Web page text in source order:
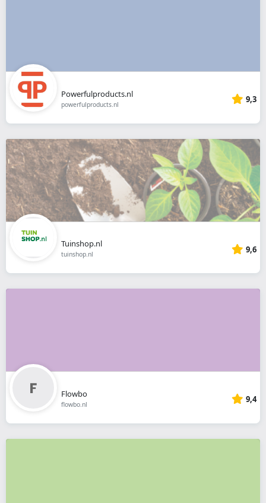
Powerfulproducts.nl
powerfulproducts.nl 9,3
Tuinshop.nl
tuinshop.nl 9,6
Flowbo
flowbo.nl 9,4